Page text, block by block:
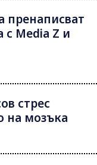
пренаписват
с Media Z и
стрес
на мозъка